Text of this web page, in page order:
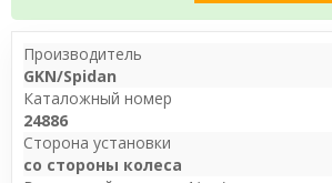
Производитель
GKN/Spidan
Каталожный номер
24886
Сторона установки
со стороны колеса